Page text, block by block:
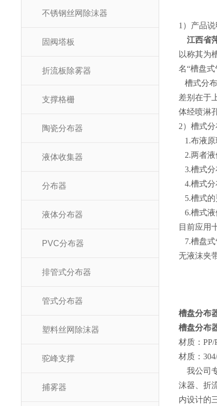
不锈钢丝网除沫器
固阀塔板
折流板除雾器
支撑格栅
陶瓷分布器
液体收集器
分布器
液体分布器
PVC分布器
排管式分布器
管式分布器
塑料丝网除沫器
驼峰支撑
捕雾器
1）产品说
江西省
以称其为
名“槽盘式
槽式分
差别在于
体经喷淋
2）槽式
1.布液原
2.两者液
3.槽式分
4.槽式分
5.槽式的
6.槽式液
目前应用
7.槽盘式
无液沫夹
槽盘分布
槽盘分布
材质：PP/
材质：
我公司
沫器、折
内设计的